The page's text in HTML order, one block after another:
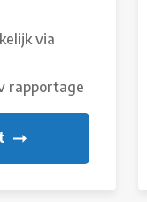
via
rapportage